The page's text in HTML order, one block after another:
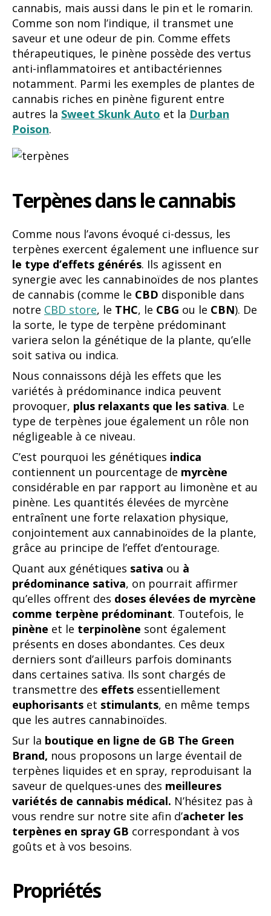
cannabis, mais aussi dans le pin et le romarin.
Comme son nom l’indique, il transmet une
saveur et une odeur de pin. Comme effets
thérapeutiques, le pinène possède des vertus
anti-inflammatoires et antibactériennes
notamment. Parmi les exemples de plantes de
cannabis riches en pinène figurent entre
autres la Sweet Skunk Auto et la Durban
Poison.
Terpènes dans le cannabis
Comme nous l’avons évoqué ci-dessus, les
terpènes exercent également une influence sur
le type d’effets générés. Ils agissent en
synergie avec les cannabinoïdes de nos plantes
de cannabis (comme le CBD disponible dans
notre CBD store, le THC, le CBG ou le CBN). De
la sorte, le type de terpène prédominant
variera selon la génétique de la plante, qu’elle
soit sativa ou indica.
Nous connaissons déjà les effets que les
variétés à prédominance indica peuvent
provoquer, plus relaxants que les sativa. Le
type de terpènes joue également un rôle non
négligeable à ce niveau.
C’est pourquoi les génétiques indica
contiennent un pourcentage de myrcène
considérable en par rapport au limonène et au
pinène. Les quantités élevées de myrcène
entraînent une forte relaxation physique,
conjointement aux cannabinoïdes de la plante,
grâce au principe de l’effet d’entourage.
Quant aux génétiques sativa ou à
prédominance sativa, on pourrait affirmer
qu’elles offrent des doses élevées de myrcène
comme terpène prédominant. Toutefois, le
pinène et le terpinolène sont également
présents en doses abondantes. Ces deux
derniers sont d’ailleurs parfois dominants
dans certaines sativa. Ils sont chargés de
transmettre des effets essentiellement
euphorisants et stimulants, en même temps
que les autres cannabinoïdes.
Sur la boutique en ligne de GB The Green
Brand, nous proposons un large éventail de
terpènes liquides et en spray, reproduisant la
saveur de quelques-unes des meilleures
variétés de cannabis médical. N’hésitez pas à
vous rendre sur notre site afin d’acheter les
terpènes en spray GB correspondant à vos
goûts et à vos besoins.
Propriétés